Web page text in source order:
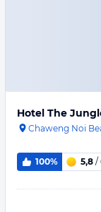
Hotel The
Chaweng Noi
100% 5,8 /